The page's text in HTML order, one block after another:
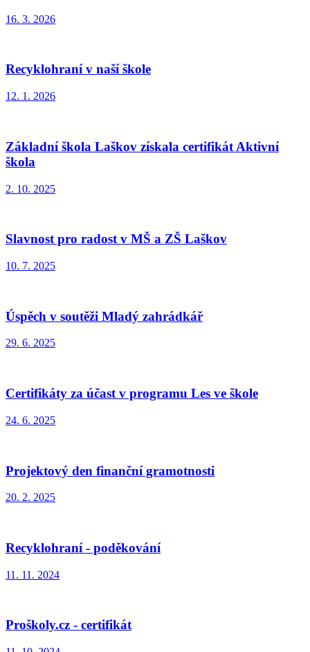
16. 3. 2026
Recyklohraní v naší škole
12. 1. 2026
Základní škola Laškov získala certifikát Aktivní
škola
2. 10. 2025
Slavnost pro radost v MŠ a ZŠ Laškov
10. 7. 2025
Úspěch v soutěži Mladý zahrádkář
29. 6. 2025
Certifikáty za účast v programu Les ve škole
24. 6. 2025
Projektový den finanční gramotnosti
20. 2. 2025
Recyklohraní - poděkování
11. 11. 2024
Proškoly.cz - certifikát